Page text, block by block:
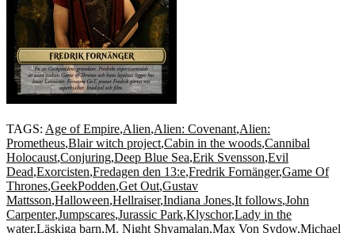
TAGS: Age of Empire,Alien,Alien: Covenant,Alien:
Prometheus,Blair witch project,Cabin in the woods,Cannibal
Holocaust,Conjuring,Deep Blue Sea,Erik Svensson,Evil
Dead,Exorcisten,Fredagen den 13:e,Fredrik Fornänger,Game Of
Thrones,GeekPodden,Get Out,Gustav
Mattsson,Halloween,Hellraiser,Indiana Jones,It follows,John
Carpenter,Jumpscares,Jurassic Park,Klyschor,Lady in the
water,Läskiga barn,M. Night Shyamalan,Max Von Sydow,Michael